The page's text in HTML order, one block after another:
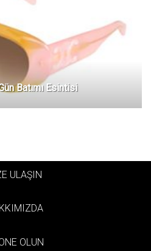
Batımı Esintisi
ULAŞIN
OLUN